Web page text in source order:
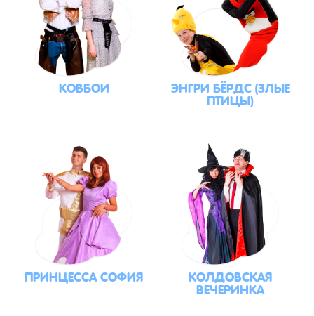
КОВБОИ ЭНГРИ БЁРДС (ЗЛЫЕ
ПТИЦЫ)
ПРИНЦЕССА СОФИЯ КОЛДОВСКАЯ
ВЕЧЕРИНКА